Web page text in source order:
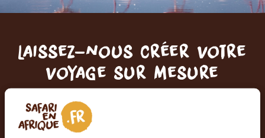
Laissez-nous créer votre
voyage sur mesure
RECEVEZ UN DEVIS GRATUIT, SANS